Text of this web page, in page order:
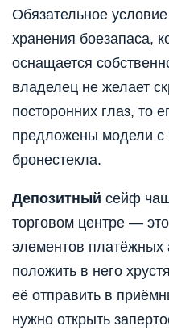
Обязательное
хранения боезапаса,
оснащается
владелец не желает
посторонних глаз, то
предложены модели с
бронестекла.
Депозитный сейф
торговом центре —
элементов платёжных
положить в него
её отправить в
нужно открыть